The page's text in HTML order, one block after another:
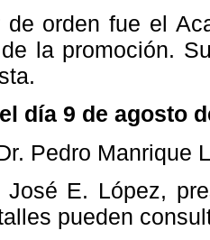
de orden fue el
la promoción.
día 9 de agosto
Pedro Manrique
José E. López,
pueden